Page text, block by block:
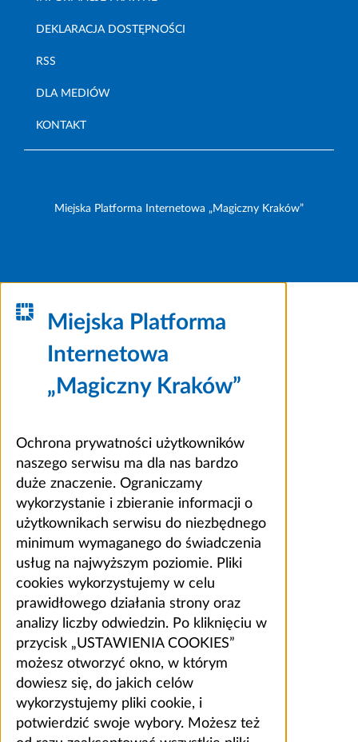
DEKLARACJA DOSTĘPNOŚCI
RSS
DLA MEDIÓW
KONTAKT
Miejska Platforma Internetowa „Magiczny Kraków”
Miejska Platforma
Internetowa
„Magiczny Kraków”
Ochrona prywatności użytkowników
naszego serwisu ma dla nas bardzo
duże znaczenie. Ograniczamy
wykorzystanie i zbieranie informacji o
użytkownikach serwisu do niezbędnego
minimum wymaganego do świadczenia
usług na najwyższym poziomie. Pliki
cookies wykorzystujemy w celu
prawidłowego działania strony oraz
analizy liczby odwiedzin. Po kliknięciu w
przycisk „USTAWIENIA COOKIES”
możesz otworzyć okno, w którym
dowiesz się, do jakich celów
wykorzystujemy pliki cookie, i
potwierdzić swoje wybory. Możesz też